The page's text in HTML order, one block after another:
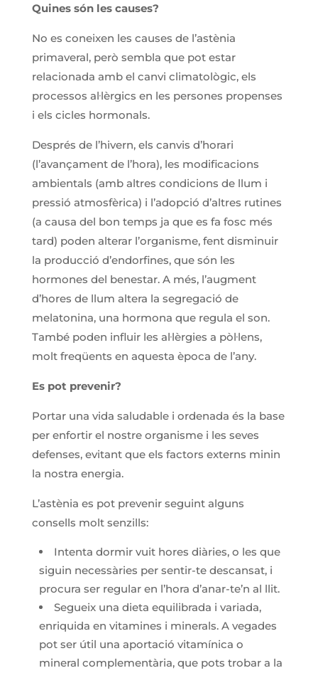
Quines són les causes?
No es coneixen les causes de l’astènia
primaveral, però sembla que pot estar
relacionada amb el canvi climatològic, els
processos al·lèrgics en les persones propenses
i els cicles hormonals.
Després de l’hivern, els canvis d’horari
(l’avançament de l’hora), les modificacions
ambientals (amb altres condicions de llum i
pressió atmosfèrica) i l’adopció d’altres rutines
(a causa del bon temps ja que es fa fosc més
tard) poden alterar l’organisme, fent disminuir
la producció d’endorfines, que són les
hormones del benestar. A més, l’augment
d’hores de llum altera la segregació de
melatonina, una hormona que regula el son.
També poden influir les al·lèrgies a pòl·lens,
molt freqüents en aquesta època de l’any.
Es pot prevenir?
Portar una vida saludable i ordenada és la base
per enfortir el nostre organisme i les seves
defenses, evitant que els factors externs minin
la nostra energia.
L’astènia es pot prevenir seguint alguns
consells molt senzills:
Intenta dormir vuit hores diàries, o les que
siguin necessàries per sentir-te descansat, i
procura ser regular en l’hora d’anar-te’n al llit.
Segueix una dieta equilibrada i variada,
enriquida en vitamines i minerals. A vegades
pot ser útil una aportació vitamínica o
mineral complementària, que pots trobar a la